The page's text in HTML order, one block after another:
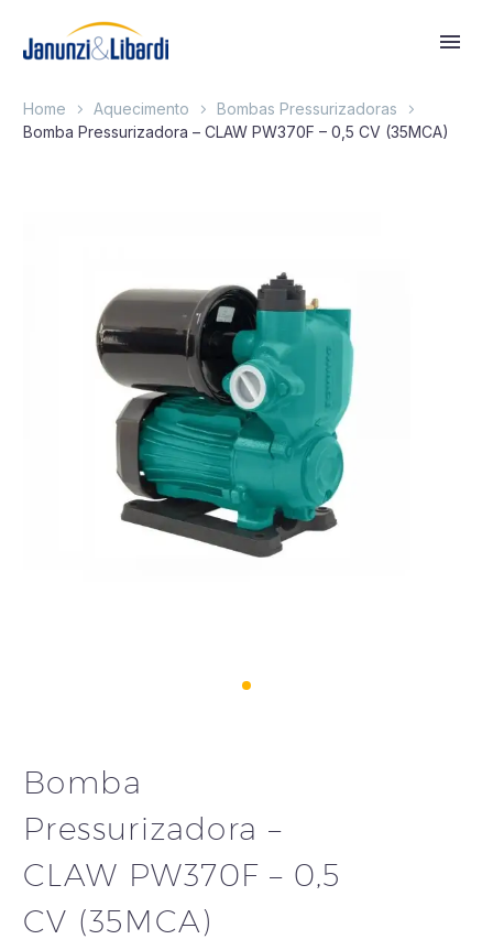
Home Aquecimento
Bombas Pressurizadoras
Bomba Pressurizadora – CLAW PW370F – 0,5 CV (35MCA)
Bomba
Pressurizadora –
CLAW PW370F – 0,5
CV (35MCA)